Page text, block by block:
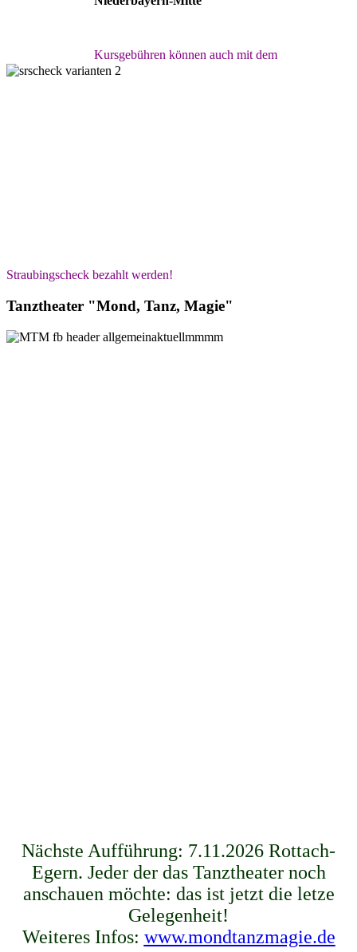
Kursgebühren können auch mit dem
Straubingscheck bezahlt werden!
Tanztheater "Mond, Tanz, Magie"
Nächste Aufführung: 7.11.2026 Rottach-
Egern. Jeder der das Tanztheater noch
anschauen möchte: das ist jetzt die letze
Gelegenheit!
Weiteres Infos: www.mondtanzmagie.de